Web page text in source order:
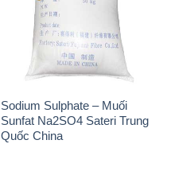
Sodium Sulphate – Muối
Sunfat Na2SO4 Sateri Trung
Quốc China